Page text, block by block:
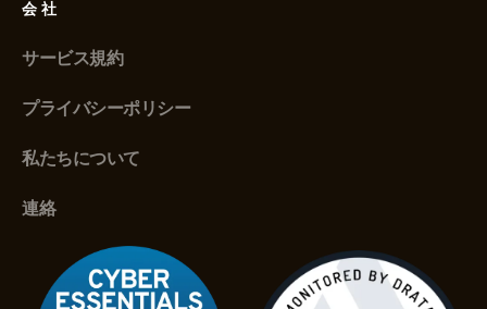
会社
サービス規約
プライバシーポリシー
私たちについて
連絡